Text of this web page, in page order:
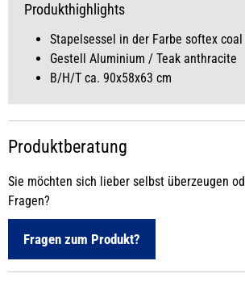
Produkthighlights
Stapelsessel in der Farbe softex coal
Gestell Aluminium / Teak anthracite
B/H/T ca. 90x58x63 cm
Produktberatung
Sie möchten sich lieber selbst überzeugen
Fragen?
Fragen zum Produkt?